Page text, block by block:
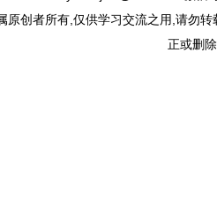
原创者所有,仅供学习交流之用,请勿
正或删